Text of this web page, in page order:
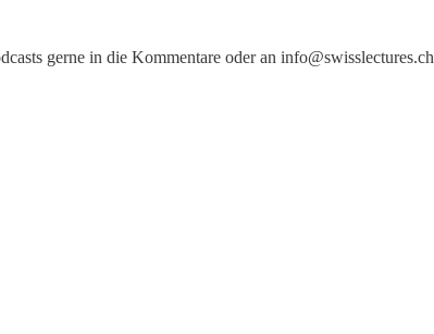
gerne in die Kommentare oder an info@swisslectures.ch